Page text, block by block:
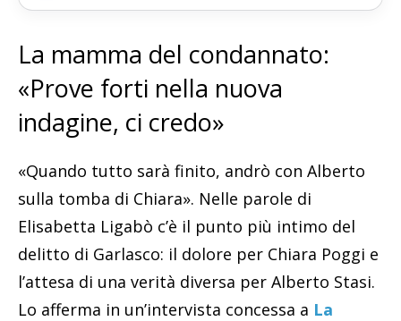
La mamma del condannato:
«Prove forti nella nuova
indagine, ci credo»
«Quando tutto sarà finito, andrò con Alberto
sulla tomba di Chiara». Nelle parole di
Elisabetta Ligabò c’è il punto più intimo del
delitto di Garlasco: il dolore per Chiara Poggi e
l’attesa di una verità diversa per Alberto Stasi.
Lo afferma in un’intervista concessa a La